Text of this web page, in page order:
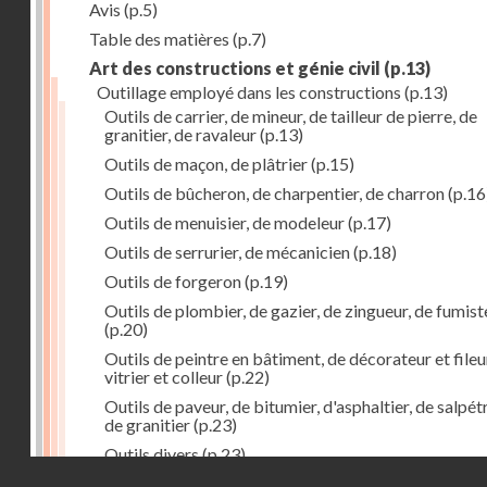
Avis (p.5)
Table des matières (p.7)
Art des constructions et génie civil (p.13)
Outillage employé dans les constructions (p.13)
Outils de carrier, de mineur, de tailleur de pierre, de
granitier, de ravaleur(p.13)
Outils de maçon, de plâtrier(p.15)
Outils de bûcheron, de charpentier, de charron
Outils de menuisier, de modeleur(p.17)
Outils de serrurier, de mécanicien(p.18)
Outils de forgeron(p.19)
Outils de plombier, de gazier, de zingueur, de
(p.20)
Outils de peintre en bâtiment, de décorateur et
vitrier et colleur(p.22)
Outils de paveur, de bitumier, d'asphaltier, de
de granitier(p.23)
Outils divers(p.23)